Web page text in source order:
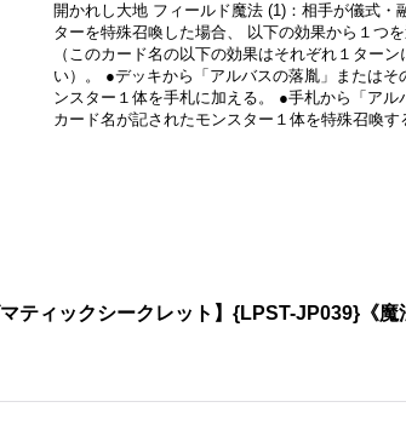
開かれし大地 フィールド魔法 (1)：相手が儀式・
ターを特殊召喚した場合、 以下の効果から１つ
（このカード名の以下の効果はそれぞれ１ター
い）。 ●デッキから「アルバスの落胤」またはそ
ンスター１体を手札に加える。 ●手札から「アル
カード名が記されたモンスター１体を特殊召喚す
ティックシークレット】{LPST-JP039}《魔